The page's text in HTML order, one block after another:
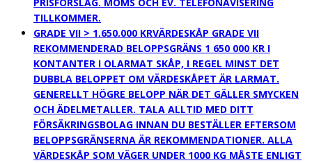
TILLKOMMER.
GRADE VII > 1.650.000 KRVÄRDESKÅP GRADE VII
REKOMMENDERAD BELOPPSGRÄNS 1 650 000 KR I
KONTANTER I OLARMAT SKÅP, I REGEL MINST DET
DUBBLA BELOPPET OM VÄRDESKÅPET ÄR LARMAT.
GENERELLT HÖGRE BELOPP NÄR DET GÄLLER SMYCKEN
OCH ÄDELMETALLER. TALA ALLTID MED DITT
FÖRSÄKRINGSBOLAG INNAN DU BESTÄLLER EFTERSOM
BELOPPSGRÄNSERNA ÄR REKOMMENDATIONER. ALLA
VÄRDESKÅP SOM VÄGER UNDER 1000 KG MÅSTE ENLIGT